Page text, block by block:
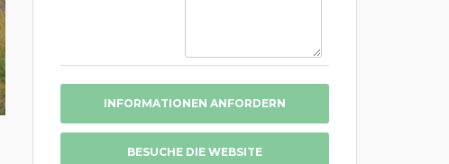
INFORMATIONEN ANFORDERN
BESUCHE DIE WEBSITE